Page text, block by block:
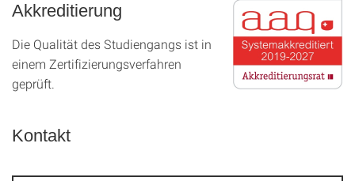
Akkreditierung
Die Qualität des Studien­gangs ist in
einem Zer­ti­fizier­ungs­ver­fahren
geprüft.
Kontakt